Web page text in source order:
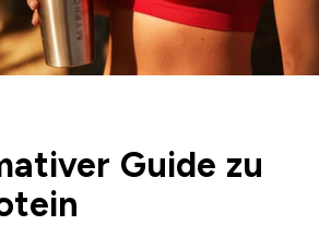
Guide zu